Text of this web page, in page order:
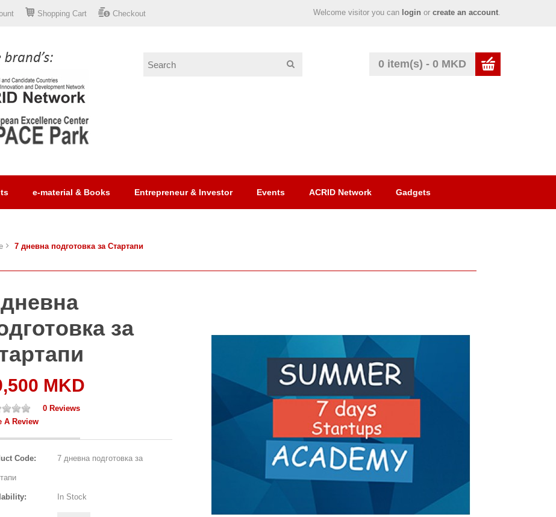
Welcome visitor you can login or create an account.
Shopping Cart Checkout
0 item(s) - 0 MKD
e-material & Books Entrepreneur & Investor Events ACRID Network Gadgets
7 дневна подготовка за Стартапи
за
MKD
0 Reviews
A Review
Code: 7 дневна подготовка за
In Stock